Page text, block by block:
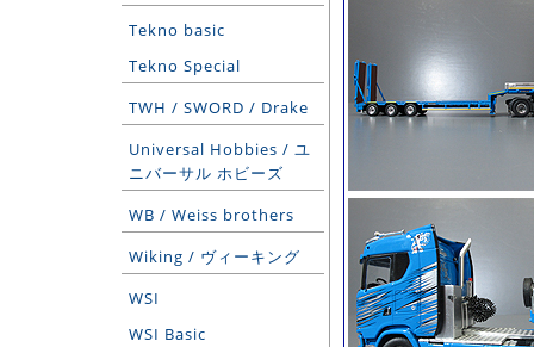
Tekno basic
Tekno Special
TWH / SWORD / Drake
Universal Hobbies / ユ
ニバーサル ホビーズ
WB / Weiss brothers
Wiking / ヴィーキング
WSI
WSI Basic